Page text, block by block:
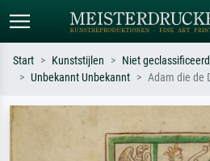
Zoek op kunstenaar, titel of stijl – bijv.
Monet, Sterrennacht, impressionisme,
Hokusai-golf, naakt.
Start Kunststijlen
Niet
Unbekannt Unbekannt
Adam die de